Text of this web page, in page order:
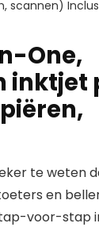
scannen)
One,
inktjet
te weten
en
voor-stap